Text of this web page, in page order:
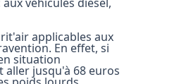
applicables aux
En effet, si
situation
jusqu'à 68 euros